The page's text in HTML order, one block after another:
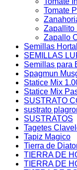
Tomate
Zapallito
Zapallo
Semillas
SEMILLAS
Semillas para
Spagmun
Statice Mix
Statice Mix
SUSTRATO
sustrato
SUSTRATOS
Tagetes
Tapiz Magico
Tierra de
TIERRA DE
TIERRA DE